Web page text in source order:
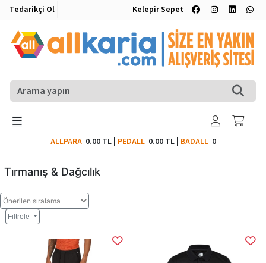
Tedarikçi Ol Kelepir Sepet
ALLPARA 0.00 TL| PEDALL 0.00 TL| BADALL0
Tırmanış & Dağcılık
Filtrele